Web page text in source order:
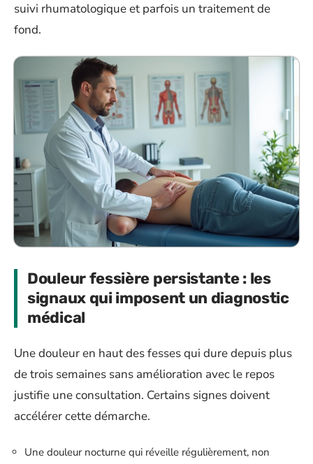
suivi rhumatologique et parfois un traitement de
fond.
Douleur fessière persistante : les
signaux qui imposent un diagnostic
médical
Une douleur en haut des fesses qui dure depuis plus
de trois semaines sans amélioration avec le repos
justifie une consultation. Certains signes doivent
accélérer cette démarche.
Une douleur nocturne qui réveille régulièrement, non